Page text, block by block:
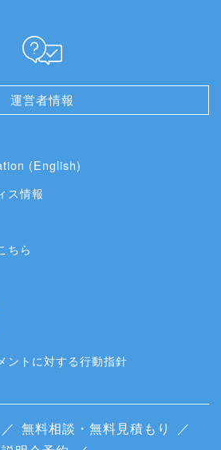
運営者情報
(English)
ス情報
ちら
ントに対する行動指針
／ 無料相談・無料見積もり
／